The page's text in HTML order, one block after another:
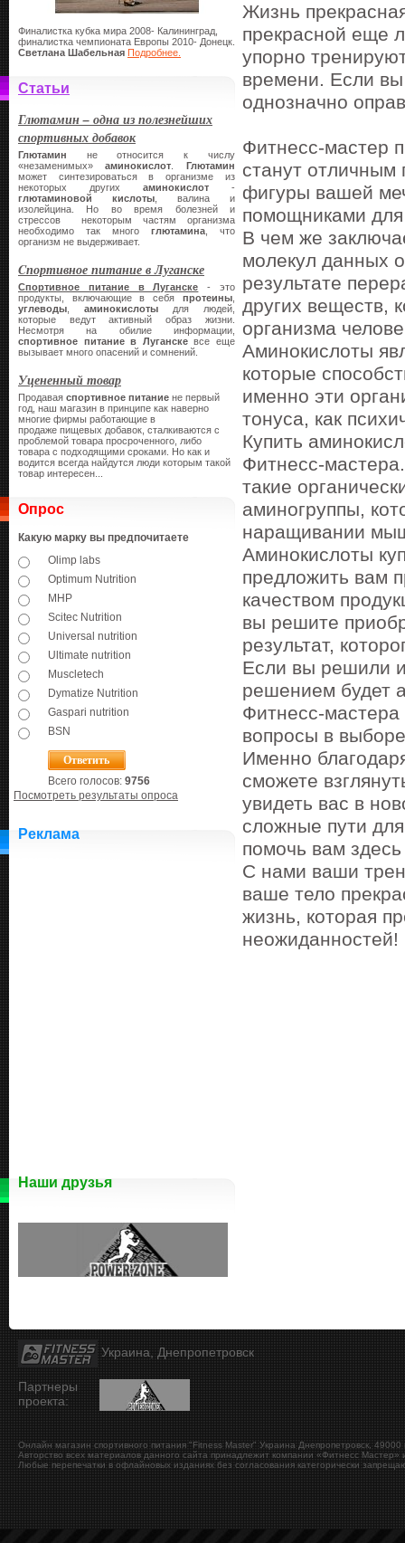
Финалистка кубка мира 2008- Калининград,
финалистка чемпионата Европы 2010- Донецк.
Светлана Шабельная Подробнее.
Статьи
Глютамин – одна из полезнейших
спортивных добавок
Глютамин не относится к числу
«незаменимых»аминокислот
Глютамин
может синтезироваться в организме из
некоторых других аминокислот -
глютаминовой кислоты , валина и
изолейцина. Но во время болезней и
стрессов некоторым частям организма
необходимо так много глютамина , что
организм не выдерживает.
Cпортивное питание в Луганске
Cпортивное питание в Луганске - это
продукты, включающие в себя протеины
углеводы
аминокислоты для людей,
которые ведут активный образ жизни.
Несмотря на обилие информации,
спортивное питание в Луганскевсе еще
вызывает много опасений и сомнений.
Уцененный товар
Продавая спортивное питание не первый
год, наш магазин в принципе как наверно
многие фирмы работающие в
продаже пищевых добавок, сталкиваются с
проблемой товара просроченного, либо
товара с подходящими сроками. Но как и
водится всегда найдутся люди которым такой
товар интересен...
Опрос
Какую марку вы предпочитаете
Olimp labs
Optimum Nutrition
MHP
Scitec Nutrition
Universal nutrition
Ultimate nutrition
Muscletech
Dymatize Nutrition
Gaspari nutrition
BSN
Всего голосов: 9756
Посмотреть результаты опроса
Реклама
Наши друзья
Жизнь
прекрасной еще
упорно
времени. Если
однозначно
Фитнесс-мастер
станут отличным
фигуры вашей
помощниками
В чем же
молекул данных
результате
других веществ,
организма
Аминокислоты
которые
именно эти
тонуса, как
Купить
Фитнесс-
такие
аминогруппы,
наращивании
Аминокислоты
предложить вам
качеством
вы решите
результат,
Если вы решили
решением будет
Фитнесс-
вопросы в
Именно
сможете
увидеть вас в
сложные пути
помочь вам
С нами ваши
ваше тело
жизнь, которая
неожиданностей!
Украина, Днепропетровск
Партнеры
проекта:
Онлайн магазин спортивного питания "Fitness Master" Украина Днепропетровск 49000
Авторство всех материалов данного сайта принадлежит компании «Фитнесс Мастер»
Любые перепечатки в офлайновых изданиях без согласования категорически